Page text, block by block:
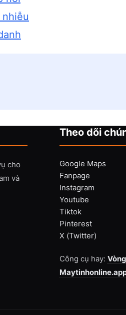
cho
và
Theo dõi
Google Maps
Fanpage
Instagram
Youtube
Tiktok
Pinterest
X (Twitter)
Công cụ hay: